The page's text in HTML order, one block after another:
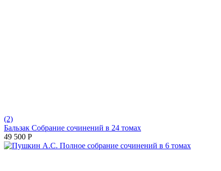
(2)
Бальзак Собрание сочинений в 24 томах
49 500 Р